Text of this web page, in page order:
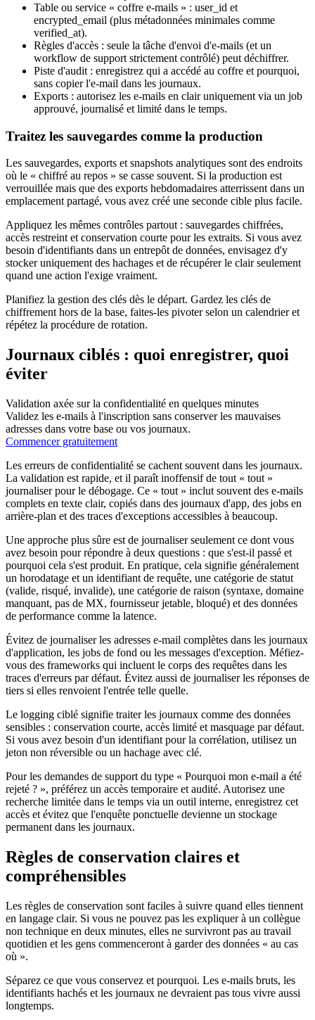
Table ou service « coffre e-mails » : user_id et
encrypted_email (plus métadonnées minimales comme
verified_at).
Règles d'accès : seule la tâche d'envoi d'e-mails (et un
workflow de support strictement contrôlé) peut déchiffrer.
Piste d'audit : enregistrez qui a accédé au coffre et pourquoi,
sans copier l'e-mail dans les journaux.
Exports : autorisez les e-mails en clair uniquement via un job
approuvé, journalisé et limité dans le temps.
Traitez les sauvegardes comme la production
Les sauvegardes, exports et snapshots analytiques sont des endroits
où le « chiffré au repos » se casse souvent. Si la production est
verrouillée mais que des exports hebdomadaires atterrissent dans un
emplacement partagé, vous avez créé une seconde cible plus facile.
Appliquez les mêmes contrôles partout : sauvegardes chiffrées,
accès restreint et conservation courte pour les extraits. Si vous avez
besoin d'identifiants dans un entrepôt de données, envisagez d'y
stocker uniquement des hachages et de récupérer le clair seulement
quand une action l'exige vraiment.
Planifiez la gestion des clés dès le départ. Gardez les clés de
chiffrement hors de la base, faites-les pivoter selon un calendrier et
répétez la procédure de rotation.
Journaux ciblés : quoi enregistrer, quoi
éviter
Validation axée sur la confidentialité en quelques minutes
Validez les e-mails à l'inscription sans conserver les mauvaises
adresses dans votre base ou vos journaux.
Commencer gratuitement
Les erreurs de confidentialité se cachent souvent dans les journaux.
La validation est rapide, et il paraît inoffensif de tout « tout »
journaliser pour le débogage. Ce « tout » inclut souvent des e-mails
complets en texte clair, copiés dans des journaux d'app, des jobs en
arrière-plan et des traces d'exceptions accessibles à beaucoup.
Une approche plus sûre est de journaliser seulement ce dont vous
avez besoin pour répondre à deux questions : que s'est-il passé et
pourquoi cela s'est produit. En pratique, cela signifie généralement
un horodatage et un identifiant de requête, une catégorie de statut
(valide, risqué, invalide), une catégorie de raison (syntaxe, domaine
manquant, pas de MX, fournisseur jetable, bloqué) et des données
de performance comme la latence.
Évitez de journaliser les adresses e-mail complètes dans les journaux
d'application, les jobs de fond ou les messages d'exception. Méfiez-
vous des frameworks qui incluent le corps des requêtes dans les
traces d'erreurs par défaut. Évitez aussi de journaliser les réponses de
tiers si elles renvoient l'entrée telle quelle.
Le logging ciblé signifie traiter les journaux comme des données
sensibles : conservation courte, accès limité et masquage par défaut.
Si vous avez besoin d'un identifiant pour la corrélation, utilisez un
jeton non réversible ou un hachage avec clé.
Pour les demandes de support du type « Pourquoi mon e-mail a été
rejeté ? », préférez un accès temporaire et audité. Autorisez une
recherche limitée dans le temps via un outil interne, enregistrez cet
accès et évitez que l'enquête ponctuelle devienne un stockage
permanent dans les journaux.
Règles de conservation claires et
compréhensibles
Les règles de conservation sont faciles à suivre quand elles tiennent
en langage clair. Si vous ne pouvez pas les expliquer à un collègue
non technique en deux minutes, elles ne survivront pas au travail
quotidien et les gens commenceront à garder des données « au cas
où ».
Séparez ce que vous conservez et pourquoi. Les e-mails bruts, les
identifiants hachés et les journaux ne devraient pas tous vivre aussi
longtemps.